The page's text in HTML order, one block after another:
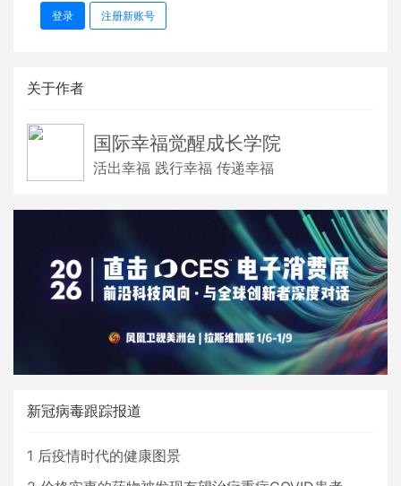
登录 注册新账号
关于作者
国际幸福觉醒成长学院
活出幸福 践行幸福 传递幸福
新冠病毒跟踪报道
1 后疫情时代的健康图景